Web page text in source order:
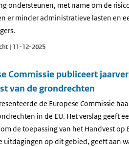
ondersteunen, met name om de
er minder administratieve lasten en
| 11-12-2025
Commissie publiceert
van de grondrechten
de Europese Commissie
in de EU. Het verslag geeft
de toepassing van het Handvest
uitdagingen op dit gebied, geeft aan